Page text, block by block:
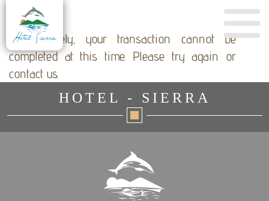
Unfortunately, your transaction cannot be
completed at this time. Please try again or
contact us.
HOTEL - SIERRA